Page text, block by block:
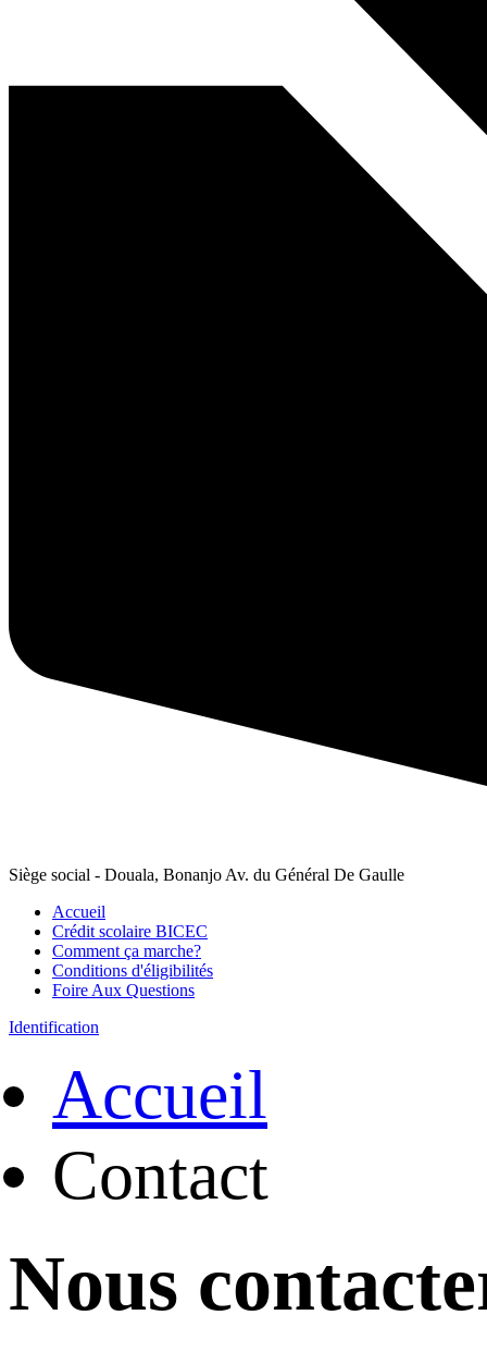
Siège social - Douala, Bonanjo Av. du Général De Gaulle
Accueil
Crédit scolaire BICEC
Comment ça marche?
Conditions d'éligibilités
Foire Aux Questions
Identification
Accueil
Contact
Nous